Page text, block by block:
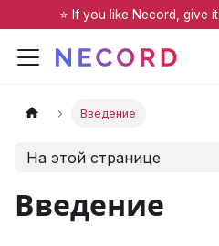
⭐️ If you like Necord, give
Введение
На этой странице
Введение